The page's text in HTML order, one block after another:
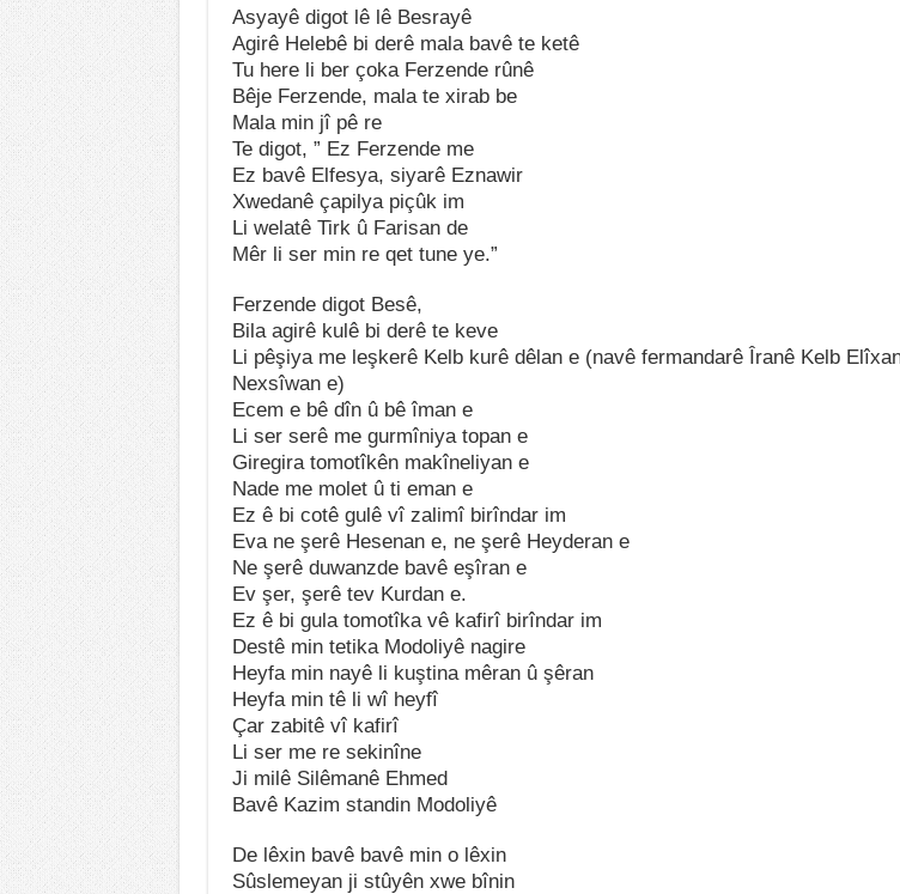
Asyayê digot lê lê Besrayê
Agirê Helebê bi derê mala bavê te ketê
Tu here li ber çoka Ferzende rûnê
Bêje Ferzende, mala te xirab be
Mala min jî pê re
Te digot, ” Ez Ferzende me
Ez bavê Elfesya, siyarê Eznawir
Xwedanê çapilya piçûk im
Li welatê Tirk û Farisan de
Mêr li ser min re qet tune ye.”
Ferzende digot Besê,
Bila agirê kulê bi derê te keve
Li pêşiya me leşkerê Kelb kurê dêlan e (navê fermandarê Îranê Kelb
Nexsîwan e)
Ecem e bê dîn û bê îman e
Li ser serê me gurmîniya topan e
Giregira tomotîkên makîneliyan e
Nade me molet û ti eman e
Ez ê bi cotê gulê vî zalimî birîndar im
Eva ne şerê Hesenan e, ne şerê Heyderan e
Ne şerê duwanzde bavê eşîran e
Ev şer, şerê tev Kurdan e.
Ez ê bi gula tomotîka vê kafirî birîndar im
Destê min tetika Modoliyê nagire
Heyfa min nayê li kuştina mêran û şêran
Heyfa min tê li wî heyfî
Çar zabitê vî kafirî
Li ser me re sekinîne
Ji milê Silêmanê Ehmed
Bavê Kazim standin Modoliyê
De lêxin bavê bavê min o lêxin
Sûslemeyan ji stûyên xwe bînin